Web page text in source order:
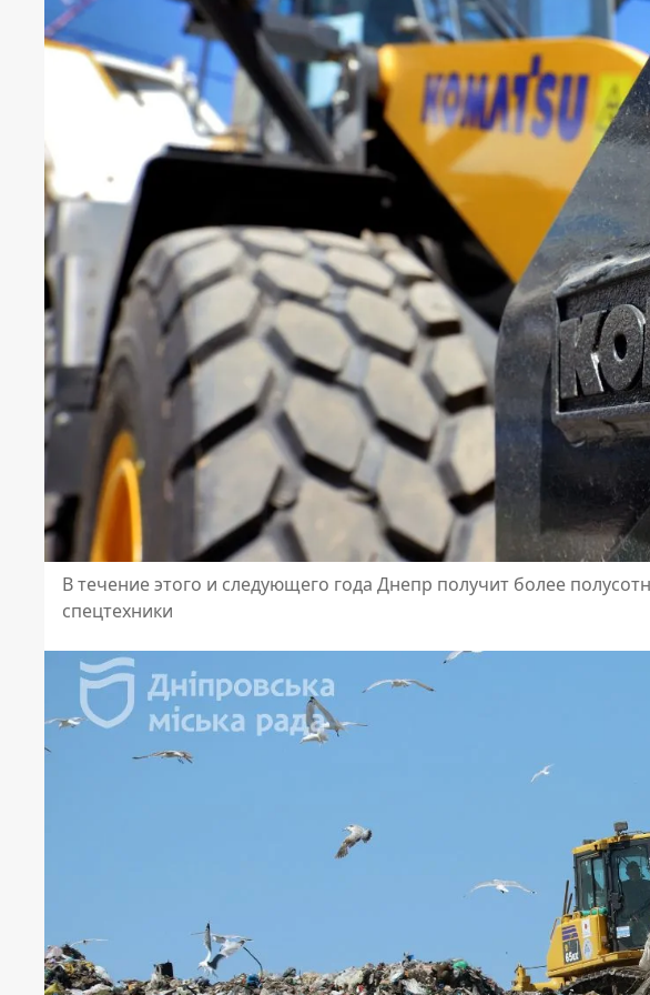
В течение этого и следующего года Днепр получит более
спецтехники